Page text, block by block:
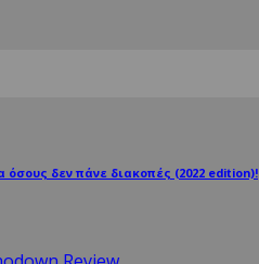
όσους δεν πάνε διακοπές (2022 edition)!